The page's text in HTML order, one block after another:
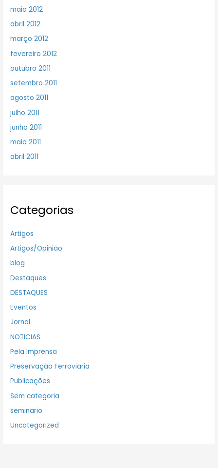
maio 2012
abril 2012
março 2012
fevereiro 2012
outubro 2011
setembro 2011
agosto 2011
julho 2011
junho 2011
maio 2011
abril 2011
Categorias
Artigos
Artigos/Opinião
blog
Destaques
DESTAQUES
Eventos
Jornal
NOTICIAS
Pela Imprensa
Preservação Ferroviaria
Publicações
Sem categoria
seminario
Uncategorized